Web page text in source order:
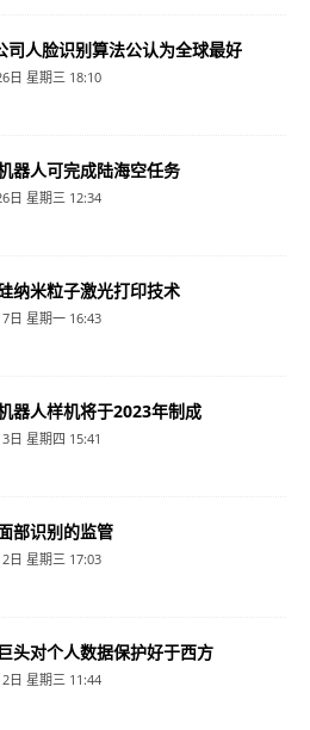
人脸识别算法公认为全球最好
日 星期三 18:10
器人可完成陆海空任务
日 星期三 12:34
纳米粒子激光打印技术
日 星期一 16:43
器人样机将于2023年制成
日 星期四 15:41
部识别的监管
日 星期三 17:03
头对个人数据保护好于西方
日 星期三 11:44